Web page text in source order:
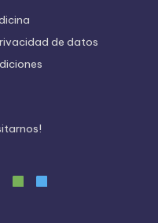
de datos
itarnos!